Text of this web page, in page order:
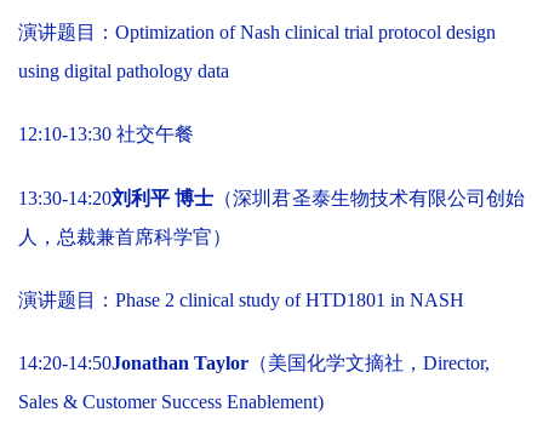
演讲题目：Optimization of Nash clinical trial protocol design
using digital pathology data
12:10-13:30 社交午餐
13:30-14:20刘利平 博士 （深圳君圣泰生物技术有限公司创始
人，总裁兼首席科学官）
演讲题目：Phase 2 clinical study of HTD1801 in NASH
14:20-14:50Jonathan Taylor （美国化学文摘社，Director,
Sales & Customer Success Enablement)